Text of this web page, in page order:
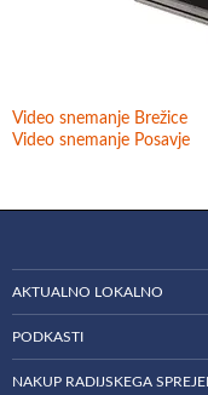
Video snemanje Brežice
Video snemanje Posavje
AKTUALNO LOKALNO
PODKASTI
NAKUP RADIJSKEGA